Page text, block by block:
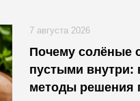
Почему солёные
пустыми
методы решения
7 августа 2026